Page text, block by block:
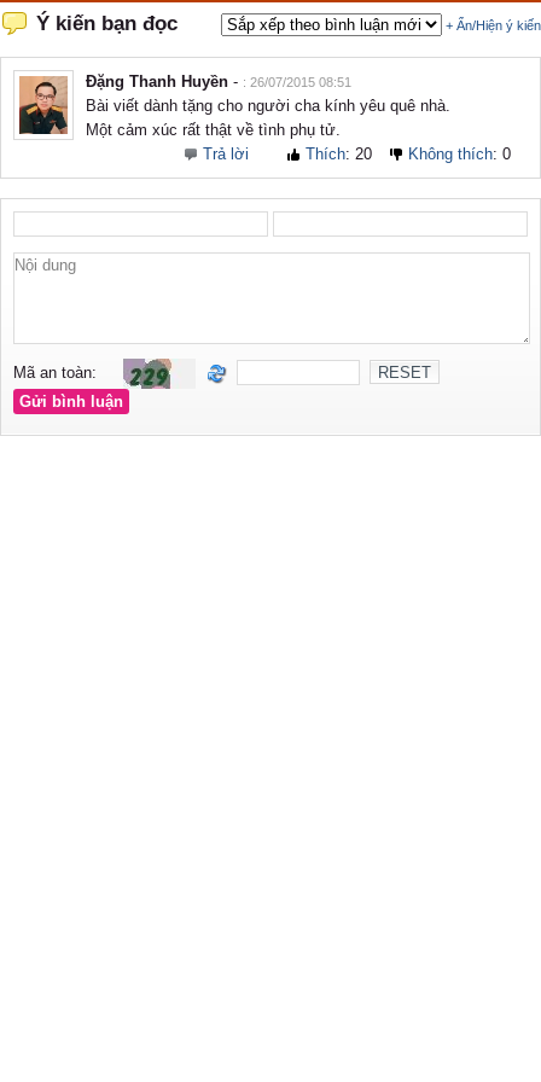
+ Ẩn/Hiện ý kiến
Ý kiến bạn đọc
Đặng Thanh Huyền - : 26/07/2015 08:51
Bài viết dành tặng cho người cha kính yêu quê nhà.
Một cảm xúc rất thật về tình phụ tử.
Trả lời
Thích: 20 Không thích: 0
Mã an toàn: